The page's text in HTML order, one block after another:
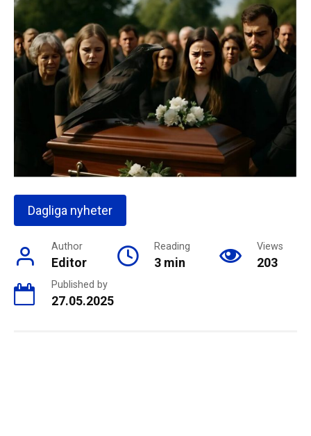
Dagliga nyheter
Author
Editor
Reading
3 min
Views
203
Published by
27.05.2025